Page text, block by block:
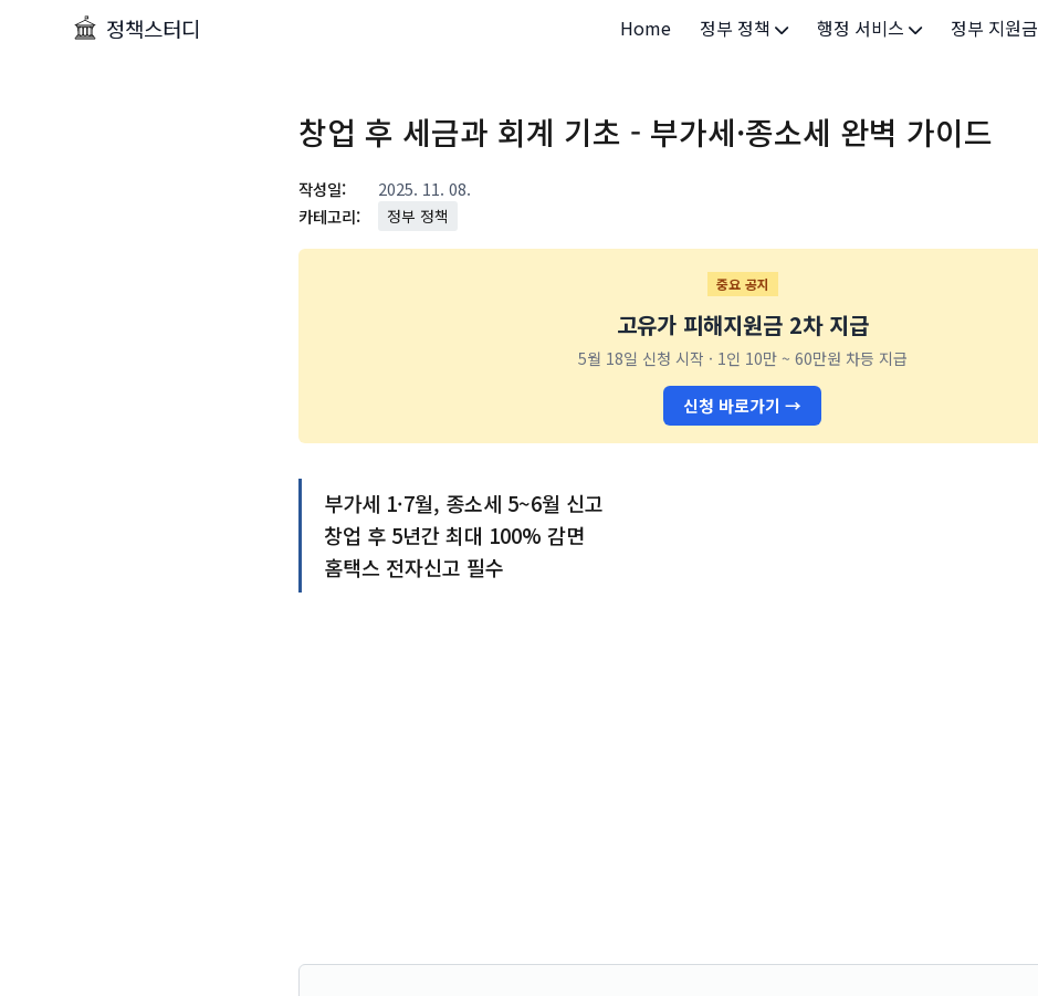
정책스터디 Home 정부 정책
정부 정책
행정 서비스
보조금24
세무/납부
기타 서비스
정부 지원금
소상공인
창업 후 세금과 회계 기초 - 부가세·종소세 완벽 가이드
작성일:
2025. 11. 08.
카테고리:
정부 정책
중요 공지
고유가 피해지원금 2차 지급
5월 18일 신청 시작 · 1인 10만 ~ 60만원 차등 지급
신청 바로가기 →
부가세 1·7월, 종소세 5~6월 신고
창업 후 5년간 최대 100% 감면
홈택스 전자신고 필수